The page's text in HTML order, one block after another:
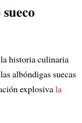
sueco
historia culinaria
albóndigas suecas
explosivala